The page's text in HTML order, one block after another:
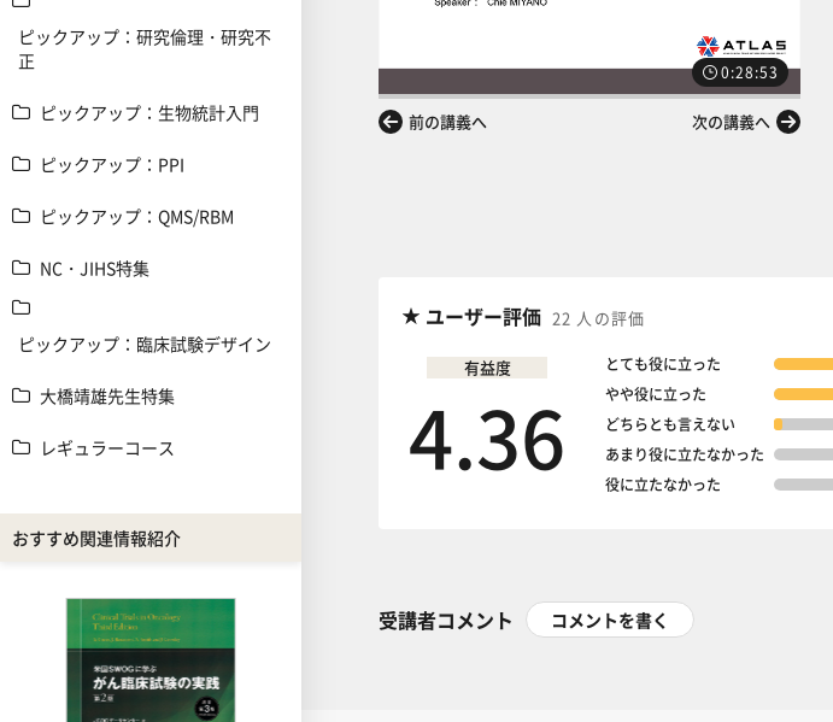
ピックアップ：研究倫理・研究不
正
ピックアップ：生物統計入門
ピックアップ：PPI
ピックアップ：QMS/RBM
NC・JIHS特集
ピックアップ：臨床試験デザイン
大橋靖雄先生特集
レギュラーコース
おすすめ関連情報紹介
0:28:53
前の講義へ 次の講義へ
ユーザー評価 22 人の評価
有益度
4.36
とても役に立った
やや役に立った
どちらとも言えない
あまり役に立たなかった
役に立たなかった
受講者コメント コメントを書く